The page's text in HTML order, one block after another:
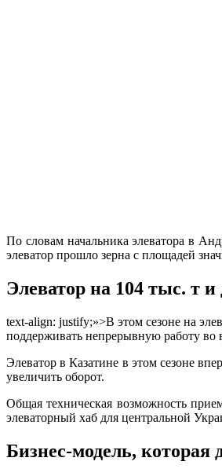
По словам начальника элеватора в
элеватор прошло зерна с площадей
Элеватор на 104 тыс. т
text-align: justify;»>В этом сезоне на
поддерживать непрерывную работу во
Элеватор в Казатине в этом сезоне
увеличить оборот.
Общая техническая возможность
элеваторный хаб для центральной
Бизнес-модель, которая